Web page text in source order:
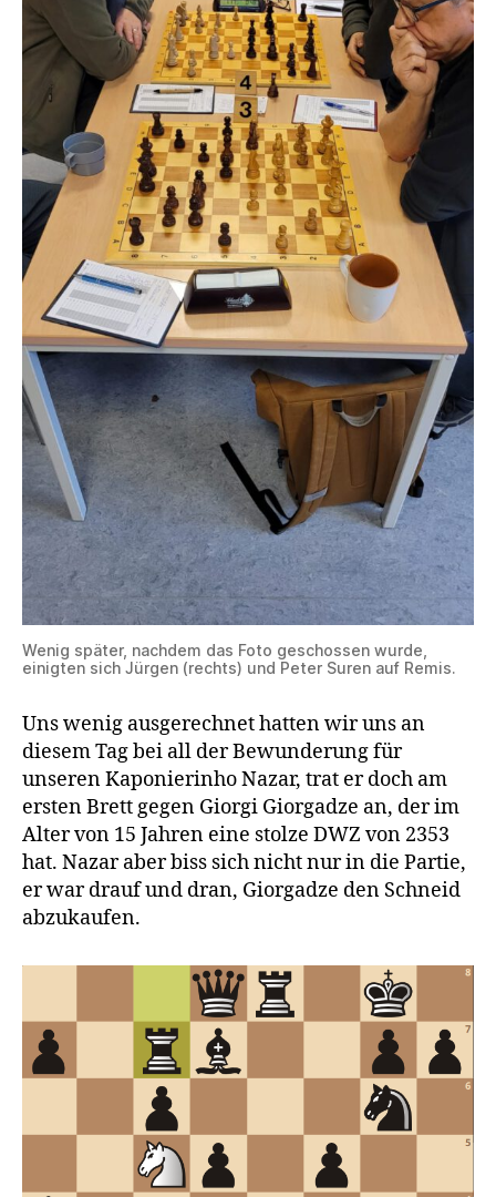
Wenig später, nachdem das Foto geschossen wurde,
einigten sich Jürgen (rechts) und Peter Suren auf Remis.
Uns wenig ausgerechnet hatten wir uns an
diesem Tag bei all der Bewunderung für
unseren Kaponierinho Nazar, trat er doch am
ersten Brett gegen Giorgi Giorgadze an, der im
Alter von 15 Jahren eine stolze DWZ von 2353
hat. Nazar aber biss sich nicht nur in die Partie,
er war drauf und dran, Giorgadze den Schneid
abzukaufen.